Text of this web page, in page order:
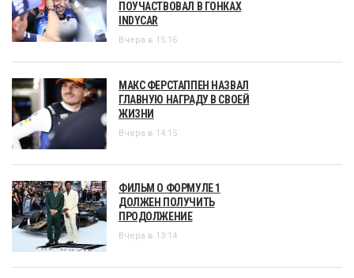
ПОУЧАСТВОВАЛ В ГОНКАХ
INDYCAR
Вчера в 15:16
МАКС ФЕРСТАППЕН НАЗВАЛ
ГЛАВНУЮ НАГРАДУ В СВОЕЙ
ЖИЗНИ
Вчера в 14:15
ФИЛЬМ О ФОРМУЛЕ 1
ДОЛЖЕН ПОЛУЧИТЬ
ПРОДОЛЖЕНИЕ
Вчера в 13:14